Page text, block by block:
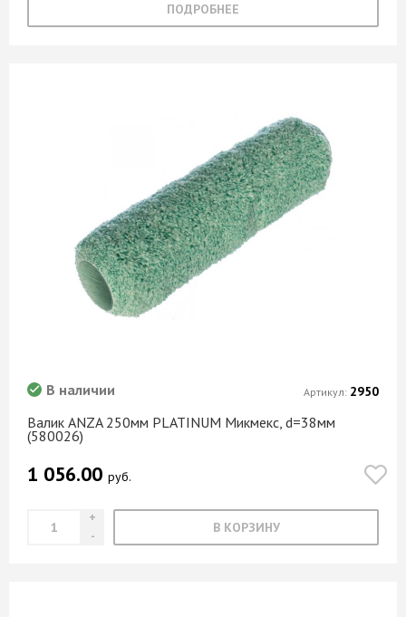
ПОДРОБНЕЕ
Валик ANZA 250мм PLATINUM Микмекс, d=38мм
(580026)
В наличии
1 056.00 руб.
В КОРЗИНУ
Артикул: 2950